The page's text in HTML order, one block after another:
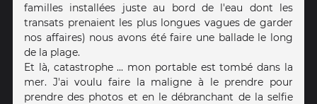
familles installées juste au bord de l'eau dont les
transats prenaient les plus longues vagues de garder
nos affaires) nous avons été faire une ballade le long
de la plage.
Et là, catastrophe ... mon portable est tombé dans la
mer. J'ai voulu faire la maligne à le prendre pour
prendre des photos et en le débranchant de la selfie